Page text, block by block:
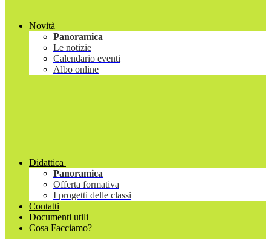
Novità
Panoramica
Le notizie
Calendario eventi
Albo online
Didattica
Panoramica
Offerta formativa
I progetti delle classi
Contatti
Documenti utili
Cosa Facciamo?